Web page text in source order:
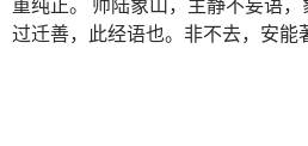
过迁善，此经语也。非不去，安能